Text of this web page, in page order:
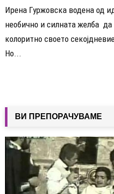
Ирена Гуржовска водена од
необично и силната желба
колоритно своето
Но...
ВИ ПРЕПОРАЧУВАМЕ